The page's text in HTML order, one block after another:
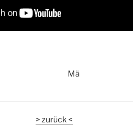
Mä
> zurück <